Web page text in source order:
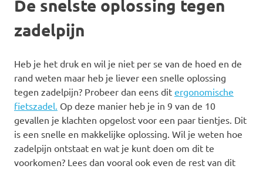
De snelste oplossing tegen
zadelpijn
Heb je het druk en wil je niet per se van de hoed en de
rand weten maar heb je liever een snelle oplossing
tegen zadelpijn? Probeer dan eens dit ergonomische
fietszadel. Op deze manier heb je in 9 van de 10
gevallen je klachten opgelost voor een paar tientjes. Dit
is een snelle en makkelijke oplossing. Wil je weten hoe
zadelpijn ontstaat en wat je kunt doen om dit te
voorkomen? Lees dan vooral ook even de rest van dit